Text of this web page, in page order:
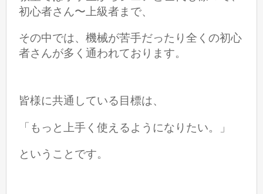
初心者さん〜上級者まで、
その中では、機械が苦手だったり全くの初心
者さんが多く通われております。
皆様に共通している目標は、
「もっと上手く使えるようになりたい。」
ということです。